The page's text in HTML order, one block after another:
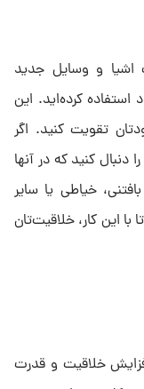
اشیا و وسایل جدید
کرده‌اید. این
تقویت کنید. اگر
دنبال کنید که در آنها
خیاطی یا سایر
با این کار، خلاقیت‌تان
خلاقیت و قدرت